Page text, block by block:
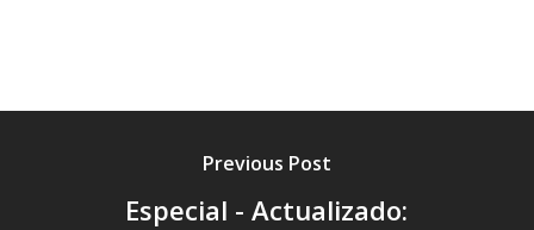
Previous Post
Especial - Actualizado: